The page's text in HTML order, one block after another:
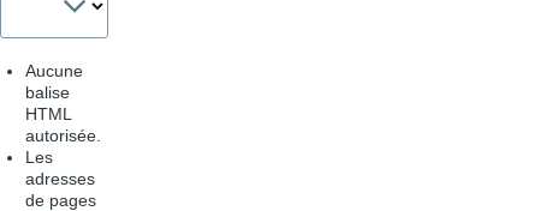
Aucune
balise
HTML
autorisée.
Les
adresses
de pages